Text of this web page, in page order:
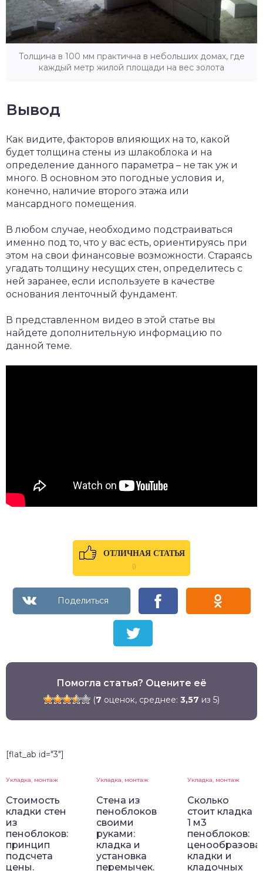
Толщина в 100 мм практична в небольших домах, где
каждый метр жилой площади на вес золота
Вывод
Как видите, факторов влияющих на то, какой
будет толщина стены из шлакоблока и на
определение данного параметра – не так уж и
много. В основном это погодные условия и,
конечно, наличие второго этажа или
мансардного помещения.
В любом случае, необходимо подстраиваться
именно под то, что у вас есть, ориентируясь при
этом на свои финансовые возможности. Стараясь
угадать толщину несущих стен, определитесь с
ней заранее, если используете в качестве
основания ленточный фундамент.
В представленном видео в этой статье вы
найдете дополнительную информацию по
данной теме.
ОТЛИЧНАЯ СТАТЬЯ
0
Помогла статья? Оцените её
(7 оценок, среднее: 3,57 из 5)
[flat_ab id="3"]
Укладка, монтаж
Стоимость
кладки стен
из
пеноблоков:
принцип
подсчета
цены.
Укладка, монтаж
Стена из
пеноблоков
своими
руками:
кладка и
установка
перемычек.
Укладка, монтаж
Сколько
стоит кладка
1 м3
пеноблоков:
кладки и
кладочных